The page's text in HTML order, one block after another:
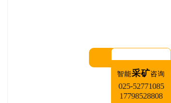
智能采矿咨询
025-52771085
17798528808